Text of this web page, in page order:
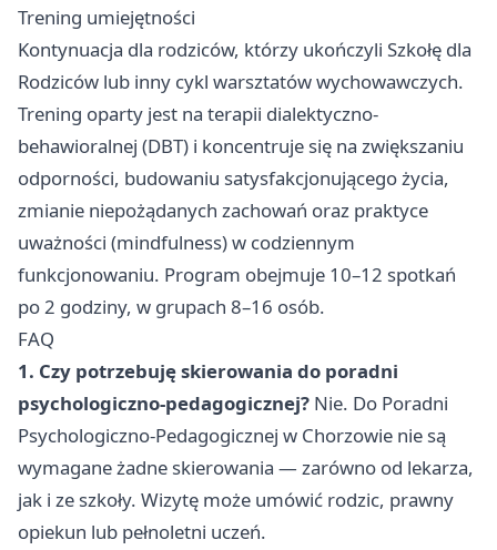
Trening umiejętności
Kontynuacja dla rodziców, którzy ukończyli Szkołę dla
Rodziców lub inny cykl warsztatów wychowawczych.
Trening oparty jest na terapii dialektyczno-
behawioralnej (DBT) i koncentruje się na zwiększaniu
odporności, budowaniu satysfakcjonującego życia,
zmianie niepożądanych zachowań oraz praktyce
uważności (mindfulness) w codziennym
funkcjonowaniu. Program obejmuje 10–12 spotkań
po 2 godziny, w grupach 8–16 osób.
FAQ
1. Czy potrzebuję skierowania do poradni
psychologiczno-pedagogicznej? Nie. Do Poradni
Psychologiczno-Pedagogicznej w Chorzowie nie są
wymagane żadne skierowania — zarówno od lekarza,
jak i ze szkoły. Wizytę może umówić rodzic, prawny
opiekun lub pełnoletni uczeń.